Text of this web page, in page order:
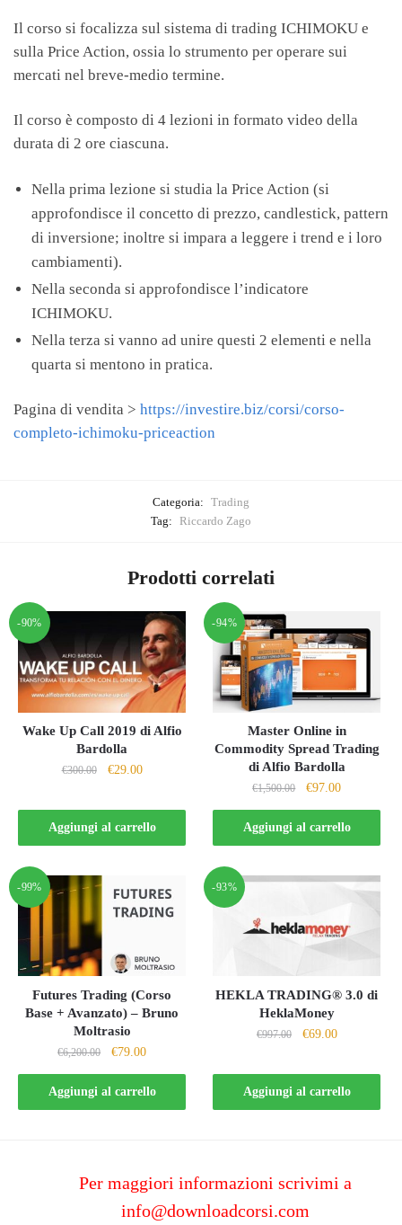
Il corso si focalizza sul sistema di trading ICHIMOKU e
sulla Price Action, ossia lo strumento per operare sui
mercati nel breve-medio termine.
Il corso è composto di 4 lezioni in formato video della
durata di 2 ore ciascuna.
Nella prima lezione si studia la Price Action (si
approfondisce il concetto di prezzo, candlestick, pattern
di inversione; inoltre si impara a leggere i trend e i loro
cambiamenti).
Nella seconda si approfondisce l’indicatore
ICHIMOKU.
Nella terza si vanno ad unire questi 2 elementi e nella
quarta si mentono in pratica.
Pagina di vendita > https://investire.biz/corsi/corso-
completo-ichimoku-priceaction
Categoria: Trading
Tag: Riccardo Zago
Prodotti correlati
-90%
Wake Up Call 2019 di Alfio
Bardolla
€300.00
Il
originale
era:
€300.00.
€29.00Il
attuale
è:
€29.00.
Aggiungi al carrello
-94%
Master Online in
Commodity Spread Trading
di Alfio Bardolla
€1,500.00
Il
prezzo
originale
era:
€97.00Il
prezzo
attuale
è:
Aggiungi al carrello
-99%
Futures Trading (Corso
Base + Avanzato) – Bruno
Moltrasio
€6,200.00
Il
originale
era:
€79.00Il
attuale
è:
Aggiungi al carrello
-93%
HEKLA TRADING® 3.0 di
HeklaMoney
€997.00
Il
originale
era:
€997.00.
€69.00Il
attuale
è:
€69.00.
Aggiungi al carrello
Per maggiori informazioni scrivimi a
info@downloadcorsi.com